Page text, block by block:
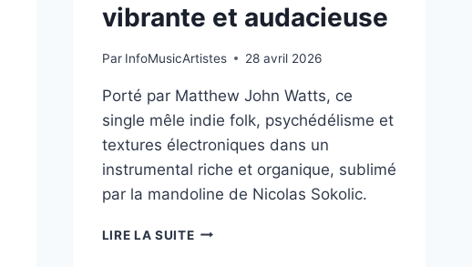
vibrante et audacieuse
Par InfoMusicArtistes 28 avril 2026
Porté par Matthew John Watts, ce
single mêle indie folk, psychédélisme et
textures électroniques dans un
instrumental riche et organique, sublimé
par la mandoline de Nicolas Sokolic.
LIRE LA SUITE“SPIRIT